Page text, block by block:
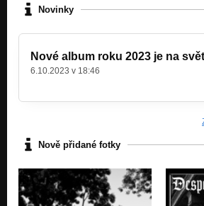
Novinky
Nové album roku 2023 je na
6.10.2023 v 18:46
Nově přidané fotky